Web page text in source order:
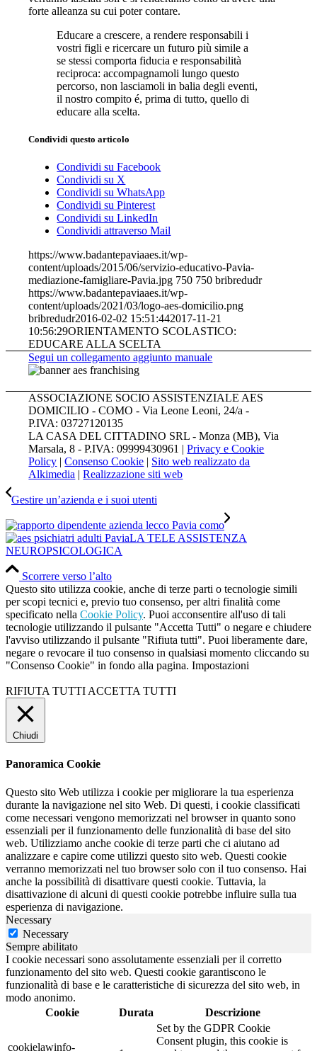
forte alleanza su cui poter contare.
Educare a crescere, a rendere responsabili i
vostri figli e ricercare un futuro più simile a
se stessi comporta fiducia e responsabilità
reciproca: accompagnamoli lungo questo
percorso, non lasciamoli in balia degli eventi,
il nostro compito é, prima di tutto, quello di
educare alla scelta.
Condividi questo articolo
Condividi su Facebook
Condividi su X
Condividi su WhatsApp
Condividi su Pinterest
Condividi su LinkedIn
Condividi attraverso Mail
https://www.badantepaviaaes.it/wp-
content/uploads/2015/06/servizio-educativo-Pavia-
mediazione-famigliare-Pavia.jpg 750 750 bribredudr
https://www.badantepaviaaes.it/wp-
content/uploads/2021/03/logo-aes-domicilio.png
bribredudr2016-02-02 15:51:442017-11-21
10:56:29ORIENTAMENTO SCOLASTICO:
EDUCARE ALLA SCELTA
Segui un collegamento aggiunto manuale
ASSOCIAZIONE SOCIO ASSISTENZIALE AES
DOMICILIO - COMO - Via Leone Leoni, 24/a -
P.IVA: 03727120135
LA CASA DEL CITTADINO SRL - Monza (MB), Via
Marsala, 8 - P.IVA: 09999430961 |Privacy e Cookie
Policy |Consenso Cookie | Sito web realizzato da
Alkimedia |Realizzazione siti web
Gestire un’azienda e i suoi utenti
LA TELE ASSISTENZA
NEUROPSICOLOGICA
Scorrere verso l’alto
Questo sito utilizza cookie, anche di terze parti o tecnologie simili
per scopi tecnici e, previo tuo consenso, per altri finalità come
specificato nella Cookie Policy. Puoi acconsentire all'uso di tali
tecnologie utilizzando il pulsante "Accetta Tutti" o negare e chiudere
l'avviso utilizzando il pulsante "Rifiuta tutti". Puoi liberamente dare,
negare o revocare il tuo consenso in qualsiasi momento cliccando su
"Consenso Cookie" in fondo alla pagina. Impostazioni
RIFIUTA TUTTI ACCETTA TUTTI
Chiudi
Panoramica Cookie
Questo sito Web utilizza i cookie per migliorare la tua esperienza
durante la navigazione nel sito Web. Di questi, i cookie classificati
come necessari vengono memorizzati nel browser in quanto sono
essenziali per il funzionamento delle funzionalità di base del sito
web. Utilizziamo anche cookie di terze parti che ci aiutano ad
analizzare e capire come utilizzi questo sito web. Questi cookie
verranno memorizzati nel tuo browser solo con il tuo consenso. Hai
anche la possibilità di disattivare questi cookie. Tuttavia, la
disattivazione di alcuni di questi cookie potrebbe influire sulla tua
esperienza di navigazione.
Necessary
Necessary
Sempre abilitato
I cookie necessari sono assolutamente essenziali per il corretto
funzionamento del sito web. Questi cookie garantiscono le
funzionalità di base e le caratteristiche di sicurezza del sito web, in
modo anonimo.
Cookie
Durata Descrizione
cookielawinfo-
Set by the GDPR Cookie
Consent plugin, this cookie is